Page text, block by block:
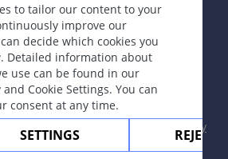
to tailor our content to your
improve our
decide which cookies you
Detailed information about
use can be found in our
and Cookie Settings. You can
consent at any time.
SETTINGS REJECT
2026 CYBERDERM Editorial Group
Guenter Burg, M.D. - Concept and
by Vahid Djamei, Zurich
All rights reserved.
Impressum |
Privacy
policy| Terms of use